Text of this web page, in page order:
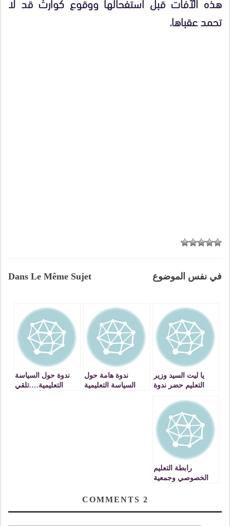
تحمد عقباها.
Dans Le Même Sujet في نفس الموضوع
يا ليت السيد وزير
التعليم حضر ندوة
ندوة هامة حول
السياسة التعليمية
ندوة حول السياسة
التعليمية….تلقي
رابطة التعليم
الخصوصي وجمعية
2